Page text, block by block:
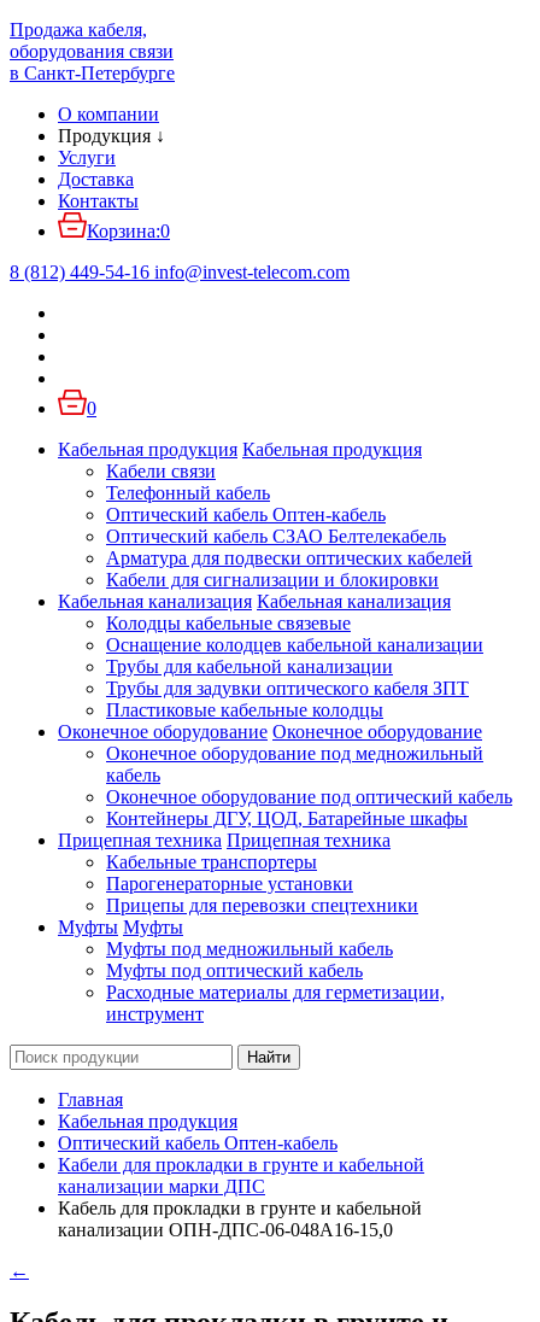
Продажа кабеля,
оборудования связи
в Санкт-Петербурге
О компании
Продукция ↓
Услуги
Доставка
Контакты
Корзина:0
8 (812) 449-54-16 info@invest-telecom.com
0
Кабельная продукция Кабельная продукция
Кабели связи
Телефонный кабель
Оптический кабель Оптен-кабель
Оптический кабель СЗАО Белтелекабель
Арматура для подвески оптических кабелей
Кабели для сигнализации и блокировки
Кабельная канализация Кабельная канализация
Колодцы кабельные связевые
Оснащение колодцев кабельной канализации
Трубы для кабельной канализации
Трубы для задувки оптического кабеля ЗПТ
Пластиковые кабельные колодцы
Оконечное оборудование Оконечное оборудование
Оконечное оборудование под медножильный
кабель
Оконечное оборудование под оптический кабель
Контейнеры ДГУ, ЦОД, Батарейные шкафы
Прицепная техника Прицепная техника
Кабельные транспортеры
Парогенераторные установки
Прицепы для перевозки спецтехники
Муфты Муфты
Муфты под медножильный кабель
Муфты под оптический кабель
Расходные материалы для герметизации,
инструмент
Главная
Кабельная продукция
Оптический кабель Оптен-кабель
Кабели для прокладки в грунте и кабельной
канализации марки ДПС
Кабель для прокладки в грунте и кабельной
канализации ОПН-ДПС-06-048А16-15,0
←